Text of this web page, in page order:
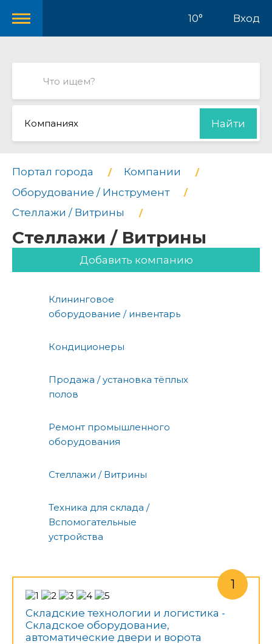
10° Вход
Компаниях Найти
Портал города
Компании
Оборудование / Инструмент
Стеллажи / Витрины
Стеллажи / Витрины
Добавить компанию
Клининговое
оборудование / инвентарь
Кондиционеры
Продажа / установка тёплых
полов
Ремонт промышленного
оборудования
Стеллажи / Витрины
Техника для склада /
Вспомогательные
устройства
Складские технологии и логистика -
Складское оборудование,
автоматические двери и ворота